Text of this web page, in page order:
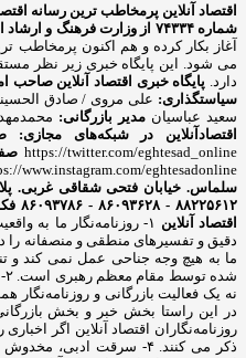
اقتصاد آنلاین پرمخاطب ترین رسانه
شماره ۷۴۳۳۴ از وزارت فرهنگ و ارشاد اسلامی است.
آغاز بکار کرده و هم اکنون پرمخاطب
می شود. این پایگاه خبری زیر نظر
دارد. پایگاه خبری اقتصاد آنلاین صاحب
سیاستگذاری: علی مروی / صادق
سعید عباسیان مدیر بازرگانی:
اقتصادآنلاین در شبکه‌های مجازی:
https://twitter.com/eghtesad_online
www.instagram.com/eghtesadonline_
سلماس. خیابان فتحی شقاقی غربی. پلاک ۱۱۶.
۸۸۲۲۵۶۱۲ - ۸۶۰۹۳۶۲۸ - ۸۶۰۹۳۷۸۶ فکس: ۸۸۰۲۳۶۹۳
اقتصاد آنلاین
۱- روزنامه‌نگار ما به
دقیق و تفسیرهای منطقی و منصفانه را در
ما به هیچ وجه جناحی عمل نمی کند
نه یک فعالیت بازرگانی و
روزنامه‌نگاران اقتصاد آنلاین اگر
ذکر می کنند. ۴- سرقت